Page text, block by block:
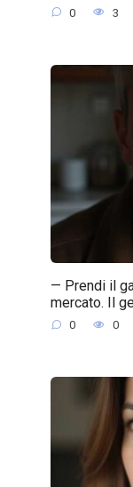
0 3
— Prendi il
mercato. Il
0 0